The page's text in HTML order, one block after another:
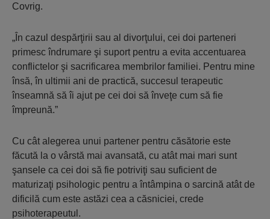
Covrig.
„În cazul despărţirii sau al divorţului, cei doi parteneri
primesc îndrumare şi suport pentru a evita accentuarea
conflictelor şi sacrificarea membrilor familiei. Pentru mine
însă, în ultimii ani de practică, succesul terapeutic
înseamnă să îi ajut pe cei doi să înveţe cum să fie
împreună.”
Cu cât alegerea unui partener pentru căsătorie este
făcută la o vârstă mai avansată, cu atât mai mari sunt
şansele ca cei doi să fie potriviţi sau suficient de
maturizaţi psihologic pentru a întâmpina o sarcină atât de
dificilă cum este astăzi cea a căsniciei, crede
psihoterapeutul.